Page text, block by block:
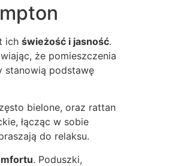
ich świeżość i jasność.
że pomieszczenia
stanowią podstawę
bielone, oraz rattan
łącząc w sobie
do relaksu.
. Poduszki,